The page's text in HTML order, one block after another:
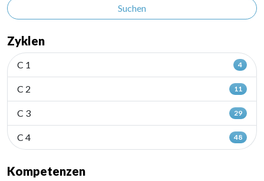
Suchen
Zyklen
C 1 4
C 2 11
C 3 29
C 4 48
Kompetenzen